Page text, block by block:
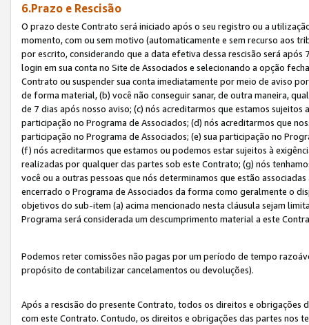
6.Prazo e Rescisão
O prazo deste Contrato será iniciado após o seu registro ou a
momento, com ou sem motivo (automaticamente e sem recurso aos
por escrito, considerando que a data efetiva dessa rescisão será
login em sua conta no Site de Associados e selecionando a opção
Contrato ou suspender sua conta imediatamente por meio de aviso
de forma material, (b) você não conseguir sanar, de outra maneira,
de 7 dias após nosso aviso; (c) nós acreditarmos que estamos
participação no Programa de Associados; (d) nós acreditarmos que
participação no Programa de Associados; (e) sua participação no
(f) nós acreditarmos que estamos ou podemos estar sujeitos à
realizadas por qualquer das partes sob este Contrato; (g) nós
você ou a outras pessoas que nós determinamos que estão
encerrado o Programa de Associados da forma como geralmente o
objetivos do sub-item (a) acima mencionado nesta cláusula sejam
Programa será considerada um descumprimento material a este
Podemos reter comissões não pagas por um período de tempo
propósito de contabilizar cancelamentos ou devoluções).
Após a rescisão do presente Contrato, todos os direitos e obrigações
com este Contrato. Contudo, os direitos e obrigações das partes nos